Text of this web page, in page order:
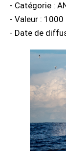
- Catégorie :
- Valeur : 1000
- Date de